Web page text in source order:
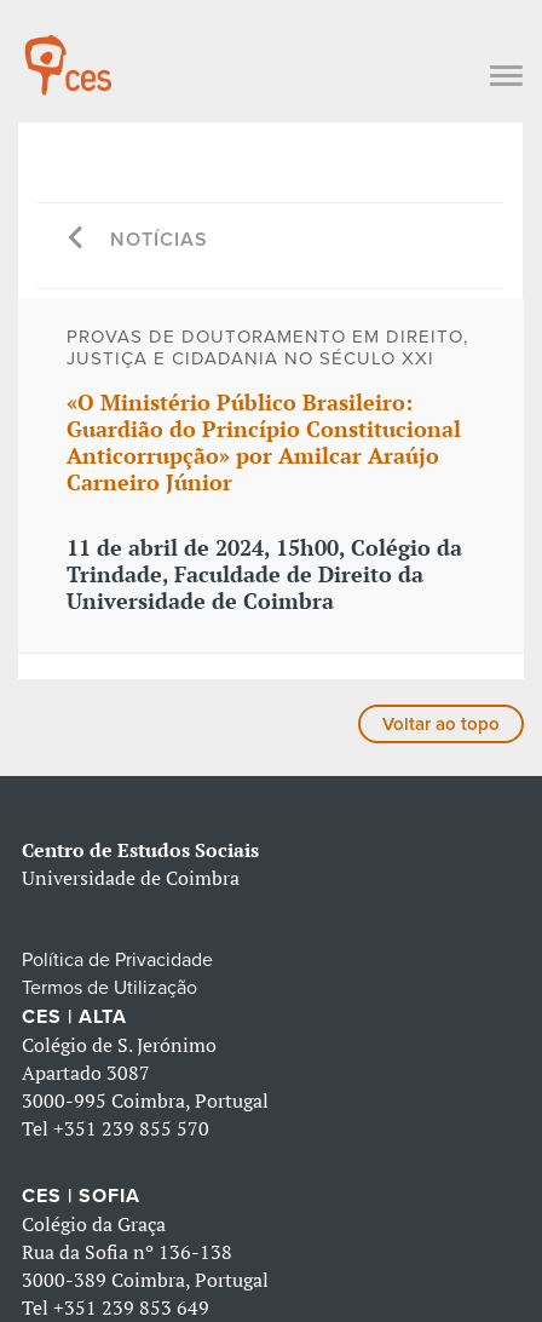
NOTÍCIAS
PROVAS DE DOUTORAMENTO EM DIREITO,
JUSTIÇA E CIDADANIA NO SÉCULO XXI
«O Ministério Público Brasileiro:
Guardião do Princípio Constitucional
Anticorrupção» por Amilcar Araújo
Carneiro Júnior
11 de abril de 2024, 15h00, Colégio da
Trindade, Faculdade de Direito da
Universidade de Coimbra
Voltar ao topo
Centro de Estudos Sociais
Universidade de Coimbra
Política de Privacidade
Termos de Utilização
CES | ALTA
Colégio de S. Jerónimo
Apartado 3087
3000-995 Coimbra, Portugal
Tel +351 239 855 570
CES | SOFIA
Colégio da Graça
Rua da Sofia nº 136-138
3000-389 Coimbra, Portugal
Tel +351 239 853 649